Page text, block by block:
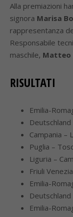
Alla premiazioni
signora Marisa
rappresentanza
Responsabile
maschile, Matteo
RISULTATI
Emilia-
Campania –
Puglia –
Liguria –
Friuli
Emilia-
Emilia-